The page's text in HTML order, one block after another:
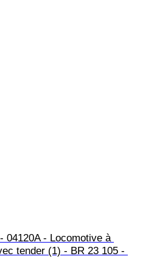
04120A - Locomotive à
tender (1) - BR 23 105 -